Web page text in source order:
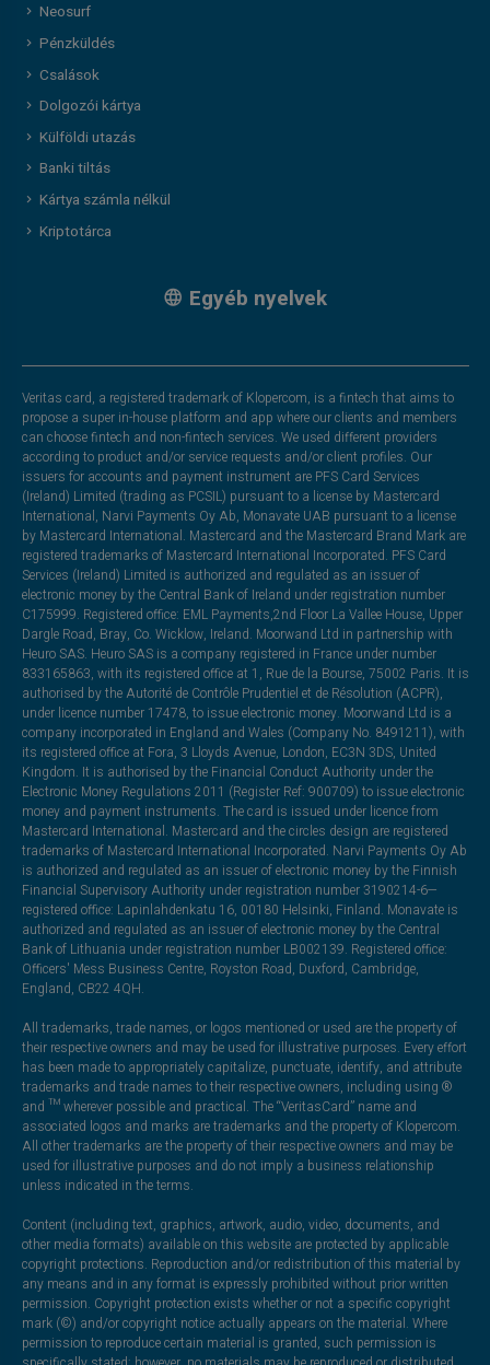
Neosurf
Pénzküldés
Csalások
Dolgozói kártya
Külföldi utazás
Banki tiltás
Kártya számla nélkül
Kriptotárca
Egyéb nyelvek
Veritas card, a registered trademark of Klopercom, is a fintech that aims to
propose a super in-house platform and app where our clients and members
can choose fintech and non-fintech services. We used different providers
according to product and/or service requests and/or client profiles. Our
issuers for accounts and payment instrument are PFS Card Services
(Ireland) Limited (trading as PCSIL) pursuant to a license by Mastercard
International, Narvi Payments Oy Ab, Monavate UAB pursuant to a license
by Mastercard International. Mastercard and the Mastercard Brand Mark are
registered trademarks of Mastercard International Incorporated. PFS Card
Services (Ireland) Limited is authorized and regulated as an issuer of
electronic money by the Central Bank of Ireland under registration number
C175999. Registered office: EML Payments,2nd Floor La Vallee House, Upper
Dargle Road, Bray, Co. Wicklow, Ireland. Moorwand Ltd in partnership with
Heuro SAS. Heuro SAS is a company registered in France under number
833165863, with its registered office at 1, Rue de la Bourse, 75002 Paris. It is
authorised by the Autorité de Contrôle Prudentiel et de Résolution (ACPR),
under licence number 17478, to issue electronic money. Moorwand Ltd is a
company incorporated in England and Wales (Company No. 8491211), with
its registered office at Fora, 3 Lloyds Avenue, London, EC3N 3DS, United
Kingdom. It is authorised by the Financial Conduct Authority under the
Electronic Money Regulations 2011 (Register Ref: 900709) to issue electronic
money and payment instruments. The card is issued under licence from
Mastercard International. Mastercard and the circles design are registered
trademarks of Mastercard International Incorporated. Narvi Payments Oy Ab
is authorized and regulated as an issuer of electronic money by the Finnish
Financial Supervisory Authority under registration number 3190214-6—
registered office: Lapinlahdenkatu 16, 00180 Helsinki, Finland. Monavate is
authorized and regulated as an issuer of electronic money by the Central
Bank of Lithuania under registration number LB002139. Registered office:
Officers' Mess Business Centre, Royston Road, Duxford, Cambridge,
England, CB22 4QH.
All trademarks, trade names, or logos mentioned or used are the property of
their respective owners and may be used for illustrative purposes. Every effort
has been made to appropriately capitalize, punctuate, identify, and attribute
trademarks and trade names to their respective owners, including using ®
and ™ wherever possible and practical. The “VeritasCard” name and
associated logos and marks are trademarks and the property of Klopercom.
All other trademarks are the property of their respective owners and may be
used for illustrative purposes and do not imply a business relationship
unless indicated in the terms.
Content (including text, graphics, artwork, audio, video, documents, and
other media formats) available on this website are protected by applicable
copyright protections. Reproduction and/or redistribution of this material by
any means and in any format is expressly prohibited without prior written
permission. Copyright protection exists whether or not a specific copyright
mark (©) and/or copyright notice actually appears on the material. Where
permission to reproduce certain material is granted, such permission is